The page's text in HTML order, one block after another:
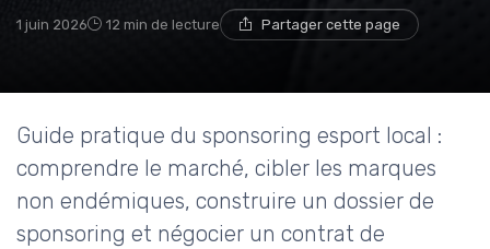
1 juin 2026 12 min de lecture Partager cette page
Guide pratique du sponsoring esport local :
comprendre le marché, cibler les marques
non endémiques, construire un dossier de
sponsoring et négocier un contrat de